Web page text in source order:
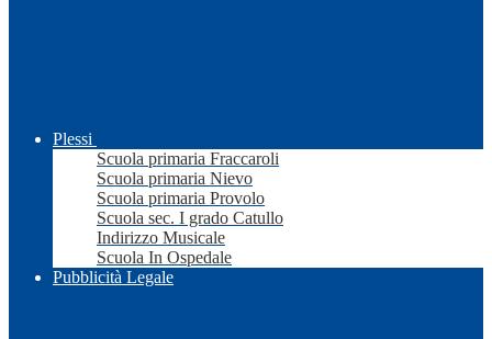
Plessi
Scuola primaria Fraccaroli
Scuola primaria Nievo
Scuola primaria Provolo
Scuola sec. I grado Catullo
Indirizzo Musicale
Scuola In Ospedale
Pubblicità Legale